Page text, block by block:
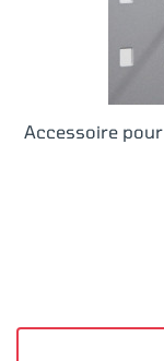
Accessoire pour